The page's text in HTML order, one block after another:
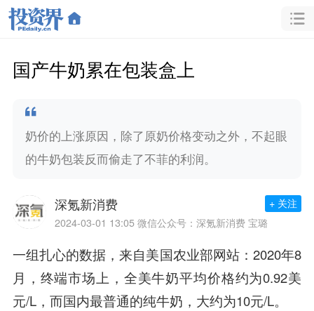
国产牛奶累在包装盒上
奶价的上涨原因，除了原奶价格变动之外，不起眼
的牛奶包装反而偷走了不菲的利润。
深氪新消费
2024-03-01 13:05 微信公众号：深氪新消费 宝璐
+ 关注
一组扎心的数据，来自美国农业部网站：2020年8
月，终端市场上，全美牛奶平均价格约为0.92美
元/L，而国内最普通的纯牛奶，大约为10元/L。